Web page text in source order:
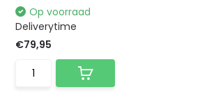
Op voorraad
Deliverytime
€79,95